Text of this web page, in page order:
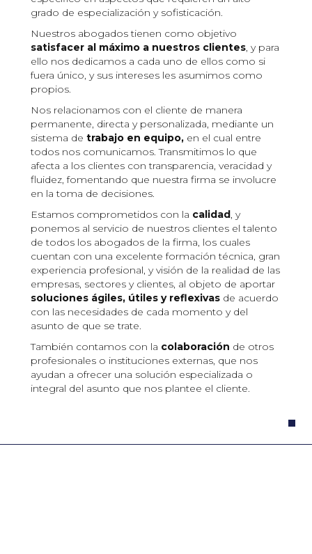
grado de especialización y sofisticación.
Nuestros abogados tienen como objetivo
satisfacer al máximo a nuestros clientes, y para
ello nos dedicamos a cada uno de ellos como si
fuera único, y sus intereses les asumimos como
propios.
Nos relacionamos con el cliente de manera
permanente, directa y personalizada, mediante un
sistema de trabajo en equipo, en el cual entre
todos nos comunicamos. Transmitimos lo que
afecta a los clientes con transparencia, veracidad y
fluidez, fomentando que nuestra firma se involucre
en la toma de decisiones.
Estamos comprometidos con la calidad, y
ponemos al servicio de nuestros clientes el talento
de todos los abogados de la firma, los cuales
cuentan con una excelente formación técnica, gran
experiencia profesional, y visión de la realidad de las
empresas, sectores y clientes, al objeto de aportar
soluciones ágiles, útiles y reflexivas de acuerdo
con las necesidades de cada momento y del
asunto de que se trate.
También contamos con la colaboración de otros
profesionales o instituciones externas, que nos
ayudan a ofrecer una solución especializada o
integral del asunto que nos plantee el cliente.